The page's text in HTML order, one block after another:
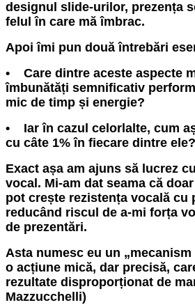
designul slide-urilor, prezența
felul în care mă îmbrac.
Apoi îmi pun două întrebări
• Care dintre aceste aspecte
îmbunătăți semnificativ
mic de timp și energie?
• Iar în cazul celorlalte, cum
cu câte 1% în fiecare dintre ele?
Exact așa am ajuns să lucrez
vocal. Mi-am dat seama că
pot crește rezistența vocală cu
reducând riscul de a-mi forța
de prezentări.
Asta numesc eu un
o acțiune mică, dar precisă,
rezultate disproporționat de
Mazzucchelli)